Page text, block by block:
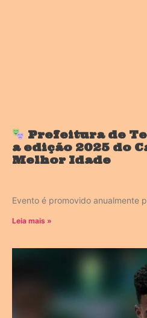
Prefeitura de
a edição 2025 do
Melhor Idade
Evento é promovido anualmente
Leia mais »